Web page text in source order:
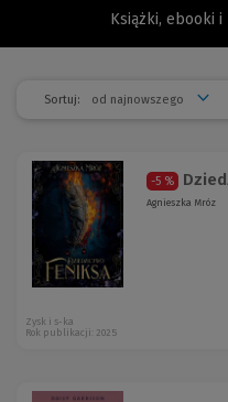
Książki, ebooki
Sortuj:
-5 %
Agnieszka Mróz
Zysk i s-ka
Rok publikacji: 2025